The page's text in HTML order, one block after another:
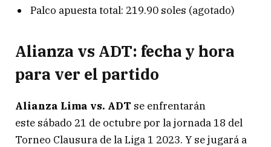
Palco apuesta total: 219.90 soles (agotado)
Alianza vs ADT: fecha y hora
para ver el partido
Alianza Lima vs. ADT se enfrentarán
este sábado 21 de octubre por la jornada 18 del
Torneo Clausura de la Liga 1 2023. Y se jugará a